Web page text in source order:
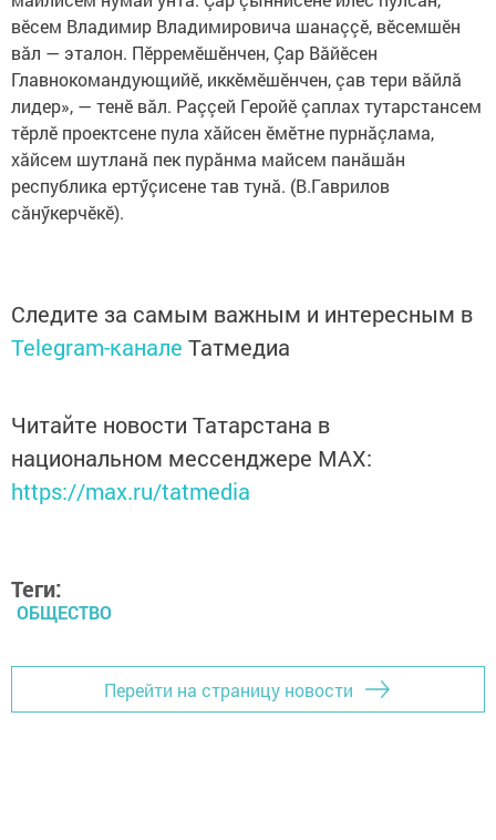
вӗсем Владимир Владимировича шанаççӗ, вӗсемшӗн
вăл — эталон. Пӗрремӗшӗнчен, Çар Вăйӗсен
Главнокомандующийӗ, иккӗмӗшӗнчен, çав тери вăйлă
лидер», — тенӗ вăл. Раççей Геройӗ çаплах тутарстансем
тӗрлӗ проектсене пула хăйсен ӗмӗтне пурнăçлама,
хăйсем шутланă пек пурăнма майсем панăшăн
республика ертӳçисене тав тунă. (В.Гаврилов
сăнӳкерчӗкӗ).
Следите за самым важным и интересным в
Telegram-канале Татмедиа
Читайте новости Татарстана в
национальном мессенджере MАХ:
https://max.ru/tatmedia
Теги:
ОБЩЕСТВО
Перейти на страницу новости